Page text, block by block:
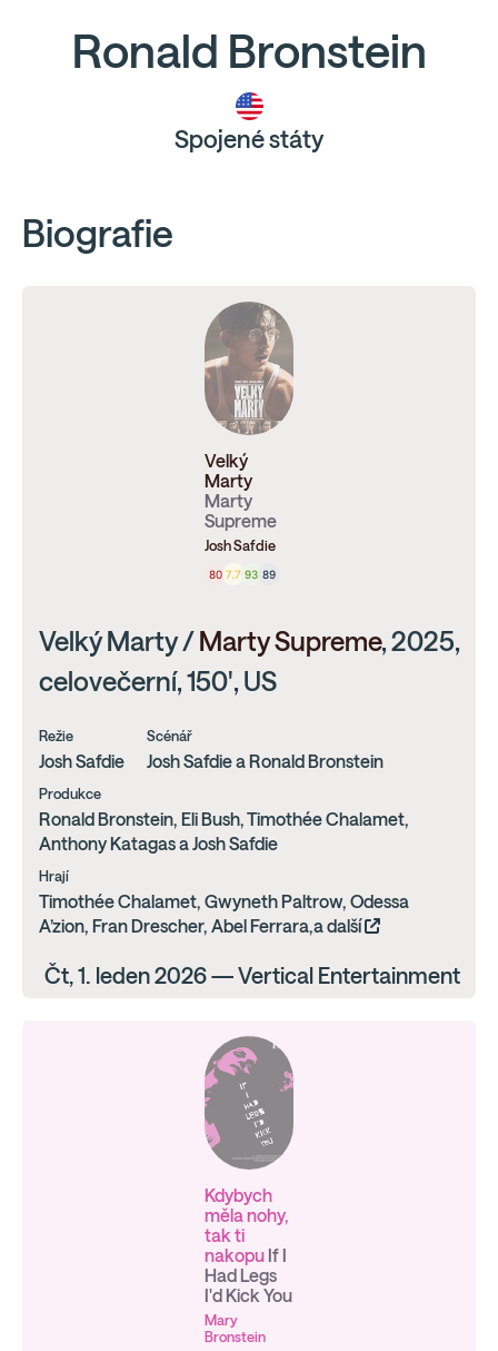
Ronald Bronstein
Spojené státy
Biografie
Velký
Marty
Marty
Supreme
Josh Safdie
80 7.7 93 89
Velký Marty / Marty Supreme, 2025,
celovečerní, 150', US
Režie
Josh Safdie
Scénář
Josh Safdie a Ronald Bronstein
Produkce
Ronald Bronstein, Eli Bush, Timothée Chalamet,
Anthony Katagas a Josh Safdie
Hrají
Timothée Chalamet, Gwyneth Paltrow, Odessa
A’zion, Fran Drescher, Abel Ferrara,a další
Čt, 1. leden 2026 — Vertical Entertainment
Kdybych
měla nohy,
tak ti
nakopu If I
Had Legs
I'd Kick You
Mary
Bronstein